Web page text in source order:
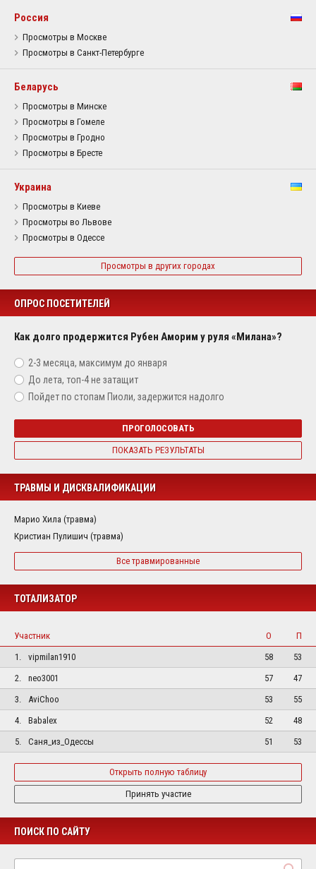
Россия
Просмотры в Москве
Просмотры в Санкт-Петербурге
Беларусь
Просмотры в Минске
Просмотры в Гомеле
Просмотры в Гродно
Просмотры в Бресте
Украина
Просмотры в Киеве
Просмотры во Львове
Просмотры в Одессе
Просмотры в других городах
ОПРОС ПОСЕТИТЕЛЕЙ
Как долго продержится Рубен Аморим у руля «Милана»?
2-3 месяца, максимум до января
До лета, топ-4 не затащит
Пойдет по стопам Пиоли, задержится надолго
ПРОГОЛОСОВАТЬ
ПОКАЗАТЬ РЕЗУЛЬТАТЫ
ТРАВМЫ И ДИСКВАЛИФИКАЦИИ
Марио Хила (травма)
Кристиан Пулишич (травма)
Все травмированные
ТОТАЛИЗАТОР
Участник О
П
1.
vipmilan1910 58
53
2.
neo3001 57
47
3.
AviChoo 53
55
4.
Babalex 52
48
5.
Саня_из_Одессы 51 53
Открыть полную таблицу
Принять участие
ПОИСК ПО САЙТУ